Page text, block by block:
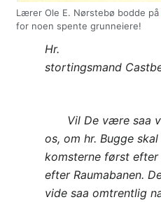
Lærer Ole E. Nørstebø bodde på
for noen spente grunneiere!
Hr.
stortingsmand
Vil De være saa
os, om hr. Bugge
komsterne først efter
efter Raumabanen.
vide saa omtrentlig